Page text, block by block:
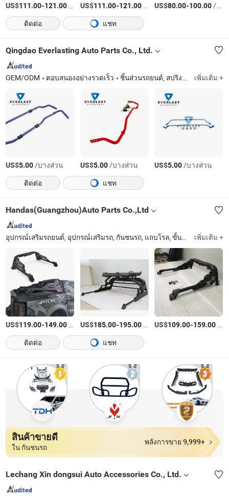
US$111.00-121.00 US$111.00-121.00/บางส่วน US$80.00-100.00/บางส่วน
ติดต่อ
แชท
Qingdao Everlasting Auto Parts Co., Ltd.
OEM/ODM ตอบสนองอย่างรวดเร็ว ชิ้นส่วนรถยนต์, สปริงใบ, ชุดสปริงใบ, สปริง Z, แขนไกด์, สปริงขด, ลิงค์สเตบิไลเซอร์, บาร์สวิง, ยางรอง, ยางรอง เพิ่มเติม +
US$5.00/บางส่วน US$5.00/บางส่วน US$5.00/บางส่วน
ติดต่อ
แชท
Handas(Guangzhou)Auto Parts Co.,Ltd
อุปกรณ์เสริมรถยนต์, อุปกรณ์เสริมรถ, กันชนรถ, แถบโรล, ขั้นบันไดข้าง, ปกกระบะ, ผ้าใบคลุม, กันชนสำหรับรถกระบะ, ไฟรถ, ชิ้นส่วนรถยนต์ เพิ่มเติม +
US$119.00-149.00 US$185.00-195.00/เตรียมตัว US$109.00-159.00
ติดต่อ
แชท
สินค้าขายดี
ใน กันชนรถ
พลังการขาย 9,999+
Lechang Xin dongsui Auto Accessories Co., Ltd.